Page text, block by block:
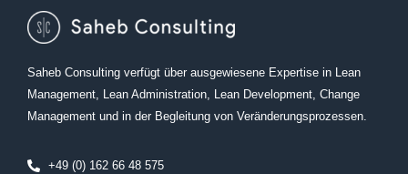
Saheb Consulting verfügt über ausgewiesene Expertise in Lean
Management, Lean Administration, Lean Development, Change
Management und in der Begleitung von Veränderungsprozessen.
+49 (0) 162 66 48 575